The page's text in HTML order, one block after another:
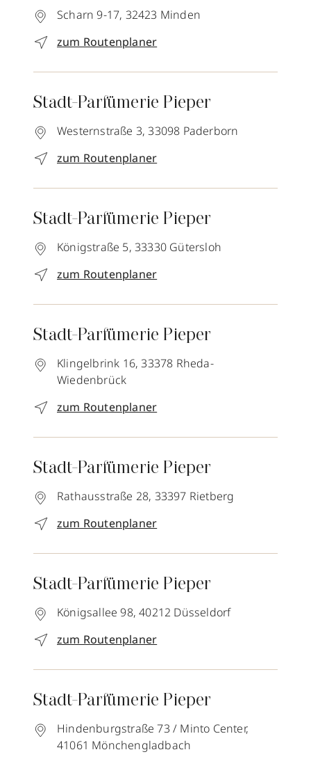
Scharn 9-17, 32423 Minden
zum Routenplaner
Stadt-Parfümerie Pieper
Westernstraße 3, 33098 Paderborn
zum Routenplaner
Stadt-Parfümerie Pieper
Königstraße 5, 33330 Gütersloh
zum Routenplaner
Stadt-Parfümerie Pieper
Klingelbrink 16, 33378 Rheda-
Wiedenbrück
zum Routenplaner
Stadt-Parfümerie Pieper
Rathausstraße 28, 33397 Rietberg
zum Routenplaner
Stadt-Parfümerie Pieper
Königsallee 98, 40212 Düsseldorf
zum Routenplaner
Stadt-Parfümerie Pieper
Hindenburgstraße 73 / Minto Center,
41061 Mönchengladbach